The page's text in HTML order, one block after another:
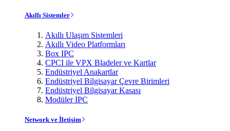
Akıllı Sistemler
Akıllı Ulaşım Sistemleri
Akıllı Video Platformları
Box IPC
CPCI ile VPX Bladeler ve Kartlar
Endüstriyel Anakartlar
Endüstriyel Bilgisayar Çevre Birimleri
Endüstriyel Bilgisayar Kasası
Modüler IPC
Network ve İletişim